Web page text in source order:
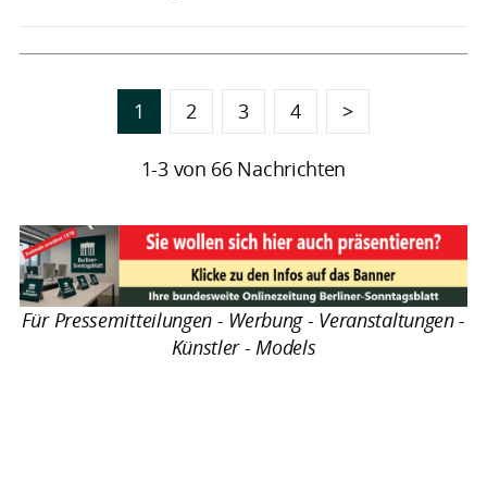
1 2 3 4 >
1-3 von 66 Nachrichten
Für Pressemitteilungen - Werbung - Veranstaltungen -
Künstler - Models